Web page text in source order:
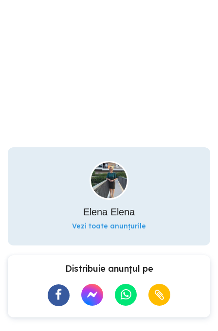
Elena Elena
Vezi toate anunțurile
Distribuie anunțul pe